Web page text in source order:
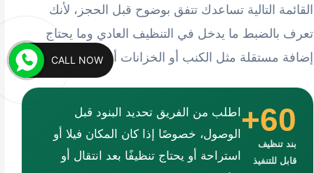
القائمة التالية تساعدك تتفق بوضوح قبل الحجز، لأنك
تعرف بالضبط ما يدخل في التنظيف العادي وما يحتاج
إضافة مستقلة مثل الكنب أو الخزانات أو المكيفات.
60+
بند تنظيف
قابل للتنفيذ
اطلب من الفريق تحديد البنود قبل
الوصول، خصوصًا إذا كان المكان فيلا أو
استراحة أو يحتاج تنظيفًا بعد انتقال أو
CALL NOW